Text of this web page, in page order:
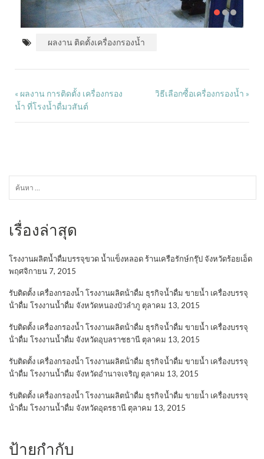
ผลงาน ติดตั้งเครื่องกรองน้ำ
« ผลงาน การติดตั้ง เครื่องกรอง
น้ำ ที่โรงน้ำดื่มวสันต์
วิธีเลือกซื้อเครื่องกรองน้ำ »
เรื่องล่าสุด
โรงงานผลิตน้ำดื่มบรรจุขวด น้ำแข็งหลอด ร้านเครือรักษ์กรุ๊ป จังหวัดร้อยเอ็ด
พฤศจิกายน 7, 2015
รับติดตั้ง เครื่องกรองน้ำ โรงงานผลิตน้ําดื่ม ธุรกิจน้ำดื่ม ขายน้ำ เครื่องบรรจุ
น้ําดื่ม โรงงานน้ำดื่ม จังหวัดหนองบัวลำภู ตุลาคม 13, 2015
รับติดตั้ง เครื่องกรองน้ำ โรงงานผลิตน้ําดื่ม ธุรกิจน้ำดื่ม ขายน้ำ เครื่องบรรจุ
น้ําดื่ม โรงงานน้ำดื่ม จังหวัดอุบลราชธานี ตุลาคม 13, 2015
รับติดตั้ง เครื่องกรองน้ำ โรงงานผลิตน้ําดื่ม ธุรกิจน้ำดื่ม ขายน้ำ เครื่องบรรจุ
น้ําดื่ม โรงงานน้ำดื่ม จังหวัดอำนาจเจริญ ตุลาคม 13, 2015
รับติดตั้ง เครื่องกรองน้ำ โรงงานผลิตน้ําดื่ม ธุรกิจน้ำดื่ม ขายน้ำ เครื่องบรรจุ
น้ําดื่ม โรงงานน้ำดื่ม จังหวัดอุดรธานี ตุลาคม 13, 2015
ป้ายกำกับ